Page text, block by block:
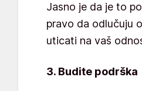
Jasno je da je to
pravo da odlučuju
uticati na vaš
3. Budite podrška